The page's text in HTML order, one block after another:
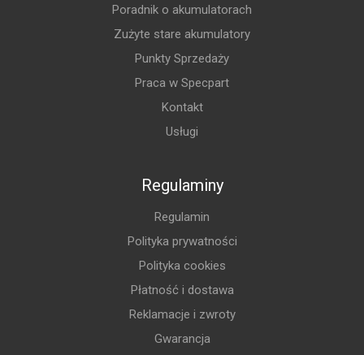
Poradnik o akumulatorach
Zużyte stare akumulatory
Punkty Sprzedaży
Praca w Specpart
Kontakt
Usługi
Regulaminy
Regulamin
Polityka prywatności
Polityka cookies
Płatność i dostawa
Reklamacje i zwroty
Gwarancja